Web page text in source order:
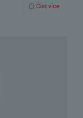
Číst více